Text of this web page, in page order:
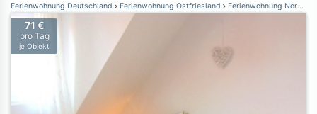
Ferienwohnung Deutschland Ferienwohnung Ostfriesland Ferienwohnung Norden Norddeich
71 €
pro Tag
je Objekt